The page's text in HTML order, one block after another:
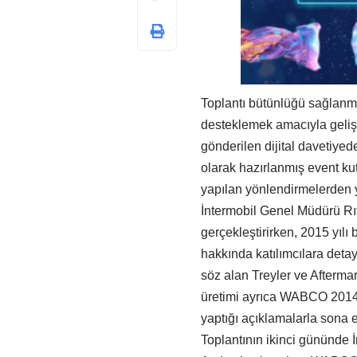
Toplantı bütünlüğü
desteklemek amacıyla
gönderilen dijital
olarak hazırlanmış event
yapılan yönlendirmelerden
İntermobil Genel Müdürü
gerçekleştirirken, 2015 yılı
hakkında katılımcılara
söz alan Treyler ve
üretimi ayrıca WABCO
yaptığı açıklamalarla sona
Toplantının ikinci